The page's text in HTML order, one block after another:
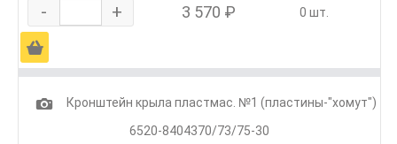
- + 3 570 ₽ 0 шт.
Ä
1
Кронштейн крыла пластмас. №1 (пластины-"хомут")
6520-8404370/73/75-30